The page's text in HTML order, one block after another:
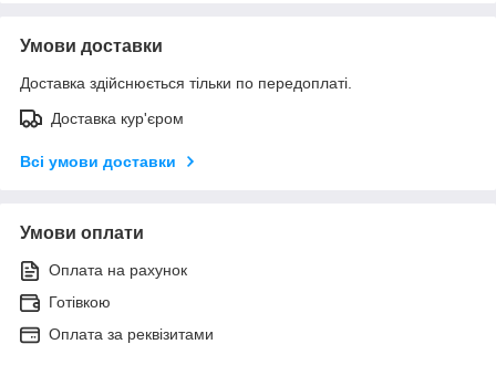
Умови доставки
Доставка здійснюється тільки по передоплаті.
Доставка кур'єром
Всі умови доставки
Умови оплати
Оплата на рахунок
Готівкою
Оплата за реквізитами